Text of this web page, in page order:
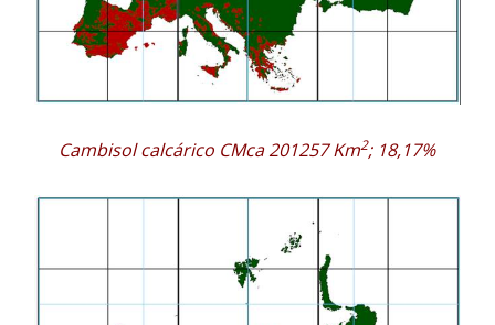
Cambisol calcárico CMca 201257 Km2; 18,17%